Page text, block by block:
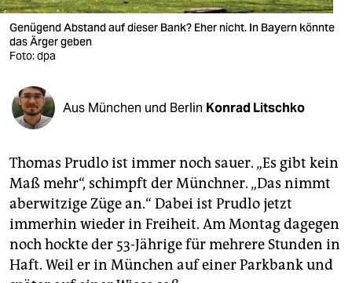
verlag
verlag
shop
fragen & hilfe
unterstützen
abo
genossenschaft
epaper login
Genügend Abstand auf dieser Bank? Eher nicht. In Bayern könnte
das Ärger geben
Foto: dpa
Aus München und Berlin Konrad Litschko
Thomas Prudlo ist immer noch sauer. „Es gibt kein
Maß mehr“, schimpft der Münchner. „Das nimmt
aberwitzige Züge an.“ Dabei ist Prudlo jetzt
immerhin wieder in Freiheit. Am Montag dagegen
noch hockte der 53-Jährige für mehrere Stunden in
Haft. Weil er in München auf einer Parkbank und